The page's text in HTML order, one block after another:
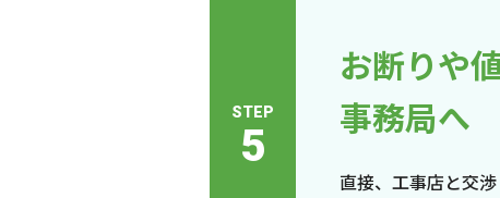
STEP
5
お断りや
事務局へ
直接、工事店と交